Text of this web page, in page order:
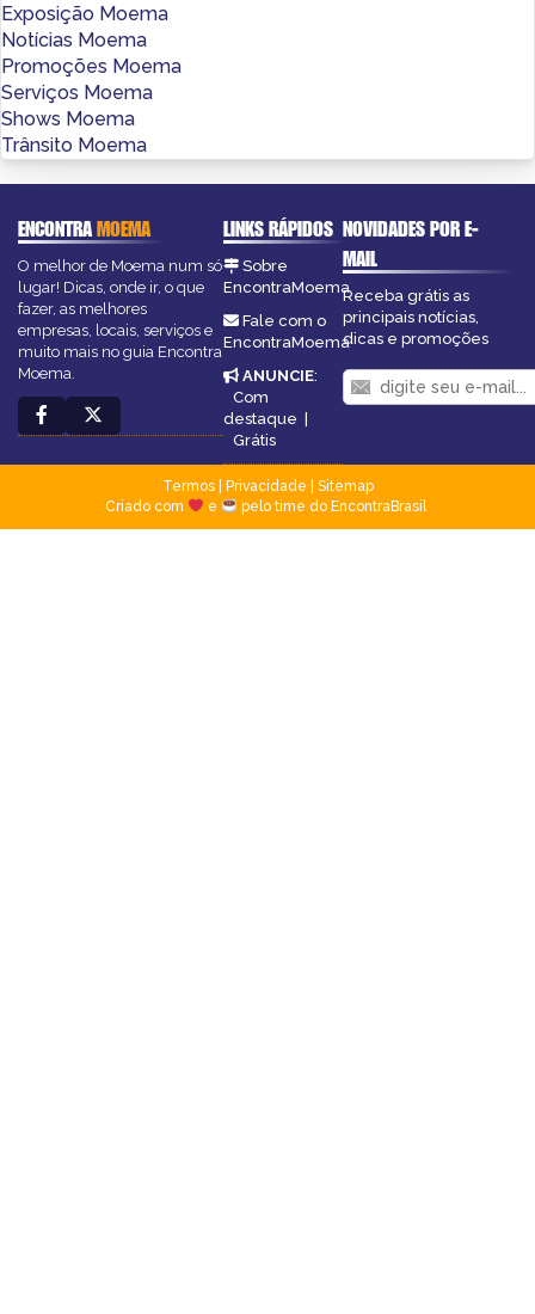
Exposição Moema
Notícias Moema
Promoções Moema
Serviços Moema
Shows Moema
Trânsito Moema
ENCONTRAMOEMA
O melhor de Moema num só
lugar! Dicas, onde ir, o que
fazer, as melhores
empresas, locais, serviços e
muito mais no guia Encontra
Moema.
LINKS RÁPIDOS
Sobre
EncontraMoema
Fale com o
EncontraMoema
ANUNCIE:
Com
destaque
Grátis
NOVIDADES POR E-
MAIL
Receba grátis as
principais notícias,
dicas e promoções
Termos| Privacidade
Sitemap
Criado com
e pelo time do EncontraBrasil